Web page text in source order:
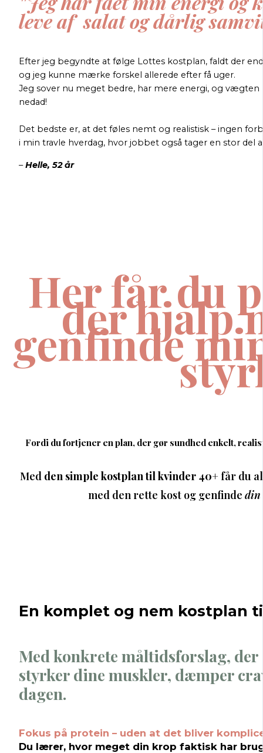
leve af salat og dårlig
Efter jeg begyndte at følge Lottes kostplan, faldt der
og jeg kunne mærke forskel allerede efter få uger.
Jeg sover nu meget bedre, har mere energi, og
nedad!
Det bedste er, at det føles nemt og realistisk – ingen
i min travle hverdag, hvor jobbet også tager en stor del
–Helle, 52 år
Her får du
der hjalp
genfinde
Fordi du fortjener en plan, der gør sundhed enkelt,
Med den simple kostplan til kvinder 40+ får du
med den rette kost og genfinde din
En komplet og nem kostplan
Med konkrete måltidsforslag,
styrker dine muskler, dæmper
dagen.
Fokus på protein – uden at det bliver
Du lærer, hvor meget din krop faktisk har